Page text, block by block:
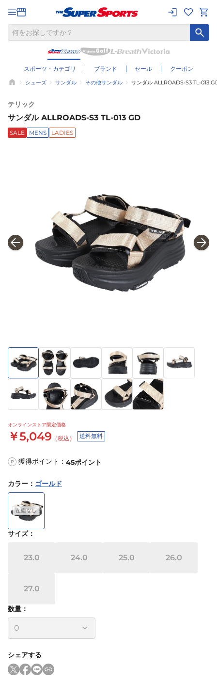
スポーツ・カテゴリ ブランド セール クーポン
シューズ サンダル その他サンダル サンダル ALLROADS-S3 TL-013
テリック
サンダル ALLROADS-S3 TL-013 GD
SALE MENS LADIES
オンラインストア限定価格
￥5,049 （税込） 送料無料
P 獲得ポイント： 45ポイント
カラー ： ゴールド
サイズ：
23.0 24.0 25.0 26.0
27.0
数量：
シェアする